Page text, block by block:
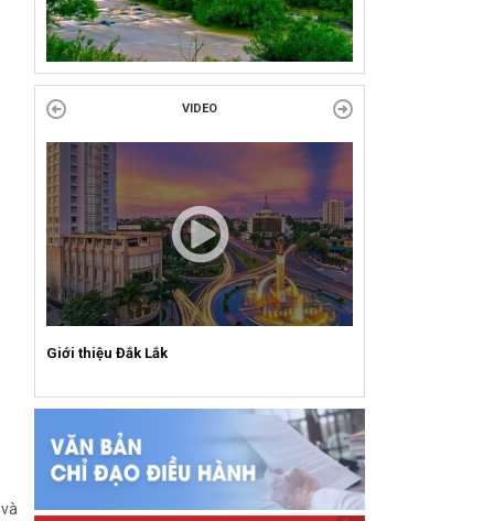
thuộc Công đoàn phường Tân An
chấm đọc tiếng Anh cho con đoàn viên, người
lao động khó khăn trước khai...
ĐỜI ĐỜI GHI NHỚ CÔNG ƠN CÁC ANH HÙNG
LIỆT SĨ, THƯƠNG BINH VÀ NGƯỜI CÓ CÔNG
VỚI CÁCH MẠNG!
Công đoàn phường Tuy Hòa tổ chức chuỗi
hoạt động chào mừng 97 năm ngày thành lập
Công đoàn Việt Nam (28/7/1929 –...
VIDEO
Giới thiệu Đắk Lắk